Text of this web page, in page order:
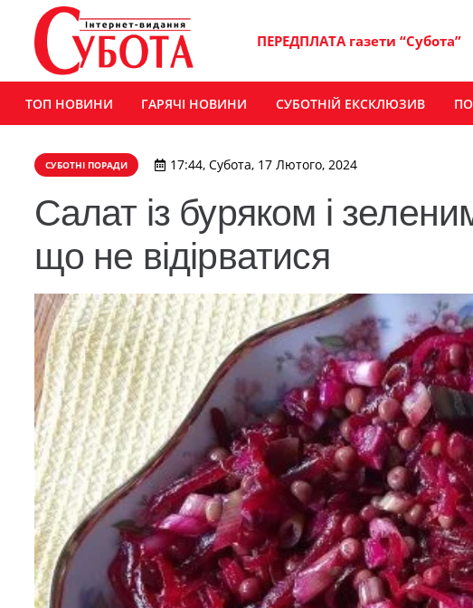
ПЕРЕДПЛАТА газети “Субота”
ТОП НОВИНИ ГАРЯЧІ НОВИНИ СУБОТНІЙ ЕКСКЛЮЗИВ
СУБОТНІ ПОРАДИ 17:44, Субота, 17 Лютого, 2024
Салат із буряком і
що не відірватися